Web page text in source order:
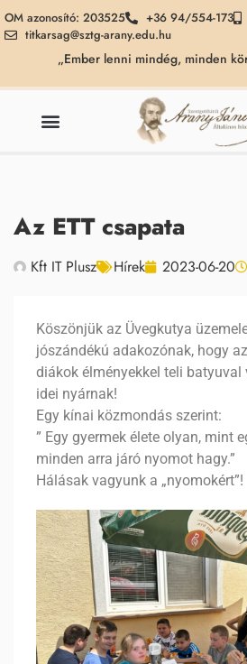
OM azonosító: 203525 +36 94/554-173
titkarsag@sztg-arany.edu.hu
„Ember lenni mindég, minden
Az ETT csapata
Kft IT Plusz Hírek 2023-06-20
Köszönjük az Üvegkutya
jószándékú adakozónak, hogy
diákok élményekkel teli batyuval
idei nyárnak!
Egy kínai közmondás szerint:
” Egy gyermek élete olyan, mint
minden arra járó nyomot hagy.”
Hálásak vagyunk a „nyomokért”!